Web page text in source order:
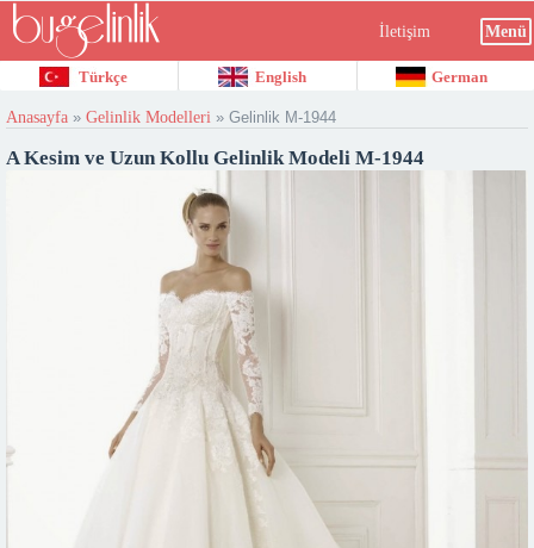
İletişim Menü
Türkçe English German
Anasayfa » Gelinlik Modelleri » Gelinlik M-1944
A Kesim ve Uzun Kollu Gelinlik Modeli M-1944